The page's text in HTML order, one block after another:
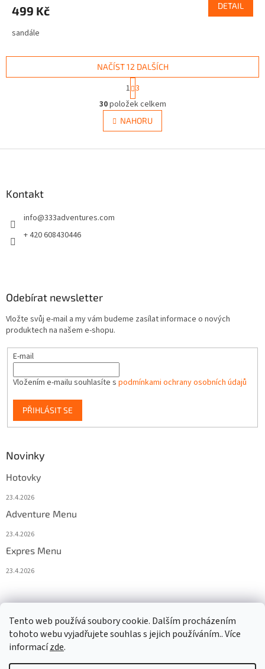
Tento web používá soubory cookie. Dalším procházením
tohoto webu vyjadřujete souhlas s jejich používáním.. Více
informacízde.
499 Kč DETAIL
sandále
O
v
l
á
NAČÍST 12 DALŠÍCH
S
t
r
á
n
k
v
1 3
30položek celkem
NAHORU
Kontakt
info@333adventures.com
+ 420 608430446
Odebírat newsletter
Vložte svůj e-mail a my vám budeme zasílat informace o nových
produktech na našem e-shopu.
E-mail
Vložením e-mailu souhlasíte s podmínkami ochrany osobních údajů
PŘIHLÁSIT SE
Novinky
Hotovky
23.4.2026
Adventure Menu
23.4.2026
Expres Menu
23.4.2026